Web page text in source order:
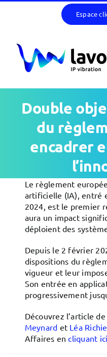
Espace
Double
du
encadrer
Le règlement
artificielle (IA), entré
2024, est le premier
aura un impact
déploient des
Depuis le 2 février
dispositions du
vigueur et leur
Son entrée en
progressivement
Découvrez l’article de
Meynard et Léa
Affaires encliquant ici